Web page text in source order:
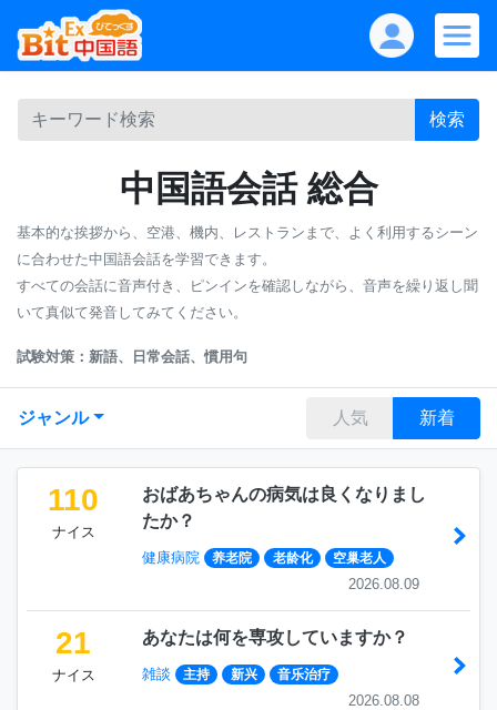
検索
中国語会話 総合
基本的な挨拶から、空港、機内、レストランまで、よく利用するシーン
に合わせた中国語会話を学習できます。
すべての会話に音声付き、ピンインを確認しながら、音声を繰り返し聞
いて真似て発音してみてください。
試験対策：新語、日常会話、慣用句
ジャンル 人気 新着
110
ナイス
おばあちゃんの病気は良くなりまし
たか？
健康病院 养老院 老龄化 空巢老人
2026.08.09
21
ナイス
あなたは何を専攻していますか？
雑談 主持 新兴 音乐治疗
2026.08.08